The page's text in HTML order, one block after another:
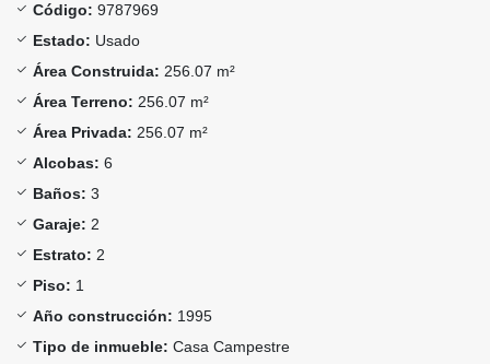
Código: 9787969
Estado: Usado
Área Construida: 256.07 m²
Área Terreno: 256.07 m²
Área Privada: 256.07 m²
Alcobas: 6
Baños: 3
Garaje: 2
Estrato: 2
Piso: 1
Año construcción: 1995
Tipo de inmueble: Casa Campestre